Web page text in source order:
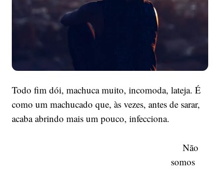
Todo fim dói, machuca muito, incomoda, lateja. É
como um machucado que, às vezes, antes de sarar,
acaba abrindo mais um pouco, infecciona.
Não
somos